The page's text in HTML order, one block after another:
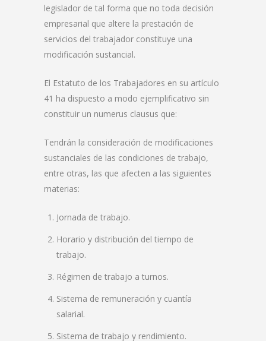
legislador de tal forma que no toda decisión
empresarial que altere la prestación de
servicios del trabajador constituye una
modificación sustancial.
El Estatuto de los Trabajadores en su artículo
41 ha dispuesto a modo ejemplificativo sin
constituir un numerus clausus que:
Tendrán la consideración de modificaciones
sustanciales de las condiciones de trabajo,
entre otras, las que afecten a las siguientes
materias:
Jornada de trabajo.
Horario y distribución del tiempo de
trabajo.
Régimen de trabajo a turnos.
Sistema de remuneración y cuantía
salarial.
Sistema de trabajo y rendimiento.